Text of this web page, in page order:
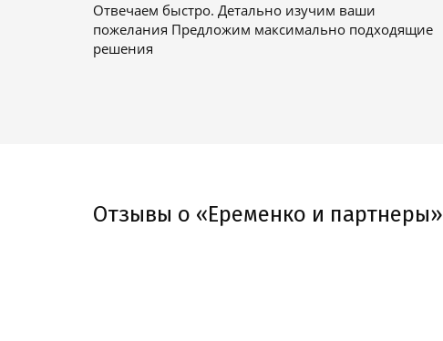
Отвечаем быстро. Детально изучим ваши
пожелания Предложим максимально подходящие
решения
Отзывы о «Еременко и партнеры»